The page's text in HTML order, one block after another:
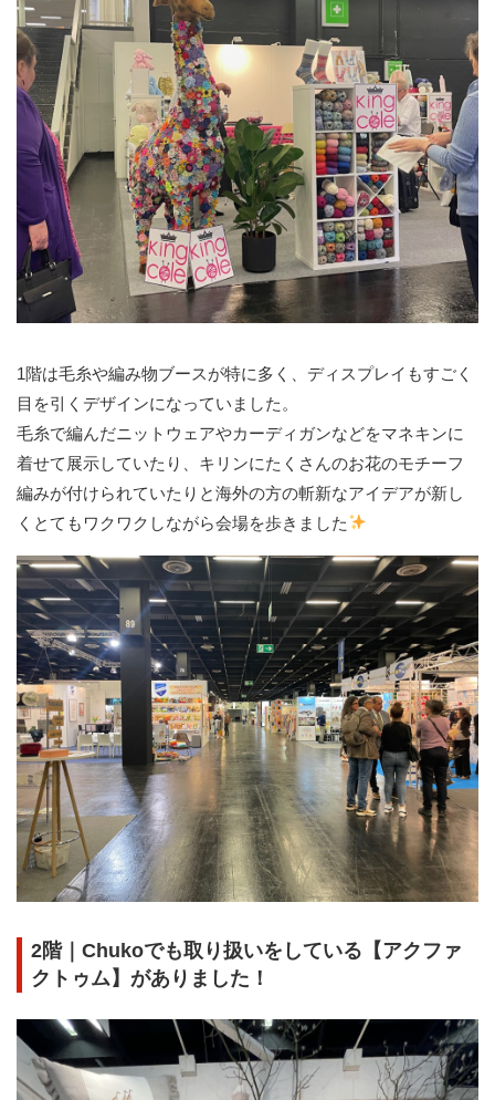
1階は毛糸や編み物ブースが特に多く、ディスプレイもすごく
目を引くデザインになっていました。
毛糸で編んだニットウェアやカーディガンなどをマネキンに
着せて展示していたり、キリンにたくさんのお花のモチーフ
編みが付けられていたりと海外の方の斬新なアイデアが新し
くとてもワクワクしながら会場を歩きました
2階｜Chukoでも取り扱いをしている【アクファ
クトゥム】がありました！